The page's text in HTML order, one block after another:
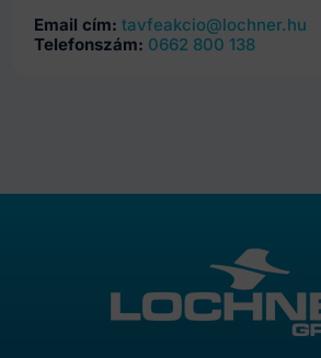
Email cím: tavfeakcio@lochner.hu
Telefonszám: 0662 800 138